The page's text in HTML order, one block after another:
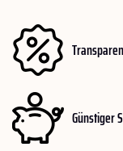
Günstiger